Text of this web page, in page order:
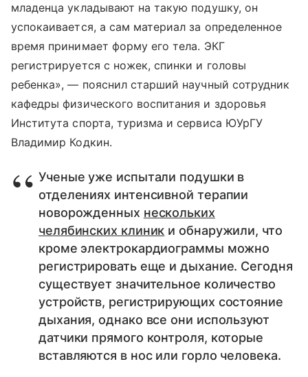
младенца укладывают на такую подушку, он
успокаивается, а сам материал за определенное
время принимает форму его тела. ЭКГ
регистрируется с ножек, спинки и головы
ребенка», — пояснил старший научный сотрудник
кафедры физического воспитания и здоровья
Института спорта, туризма и сервиса ЮУрГУ
Владимир Кодкин.
Ученые уже испытали подушки в
отделениях интенсивной терапии
новорожденных нескольких
челябинских клиник и обнаружили, что
кроме электрокардиограммы можно
регистрировать еще и дыхание. Сегодня
существует значительное количество
устройств, регистрирующих состояние
дыхания, однако все они используют
датчики прямого контроля, которые
вставляются в нос или горло человека.